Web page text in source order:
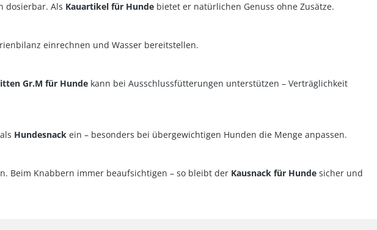
dosierbar. Als Kauartikel für Hunde bietet er natürlichen Genuss ohne Zusätze.
einrechnen und Wasser bereitstellen.
Gr.M für Hunde kann bei Ausschlussfütterungen unterstützen – Verträglichkeit
Hundesnack ein – besonders bei übergewichtigen Hunden die Menge anpassen.
Beim Knabbern immer beaufsichtigen – so bleibt der Kausnack für Hunde sicher und